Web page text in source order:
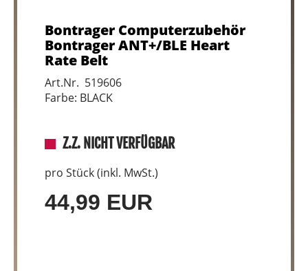
Bontrager Computerzubehör
Bontrager ANT+/BLE Heart
Rate Belt
Art.Nr. 519606
Farbe: BLACK
Z.Z. NICHT VERFÜGBAR
pro Stück (inkl. MwSt.)
44,99 EUR